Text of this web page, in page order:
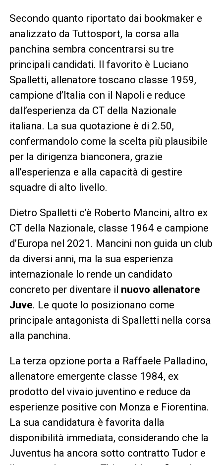
Secondo quanto riportato dai bookmaker e
analizzato da Tuttosport, la corsa alla
panchina sembra concentrarsi su tre
principali candidati. Il favorito è Luciano
Spalletti, allenatore toscano classe 1959,
campione d’Italia con il Napoli e reduce
dall’esperienza da CT della Nazionale
italiana. La sua quotazione è di 2.50,
confermandolo come la scelta più plausibile
per la dirigenza bianconera, grazie
all’esperienza e alla capacità di gestire
squadre di alto livello.
Dietro Spalletti c’è Roberto Mancini, altro ex
CT della Nazionale, classe 1964 e campione
d’Europa nel 2021. Mancini non guida un club
da diversi anni, ma la sua esperienza
internazionale lo rende un candidato
concreto per diventare il nuovo allenatore
Juve. Le quote lo posizionano come
principale antagonista di Spalletti nella corsa
alla panchina.
La terza opzione porta a Raffaele Palladino,
allenatore emergente classe 1984, ex
prodotto del vivaio juventino e reduce da
esperienze positive con Monza e Fiorentina.
La sua candidatura è favorita dalla
disponibilità immediata, considerando che la
Juventus ha ancora sotto contratto Tudor e